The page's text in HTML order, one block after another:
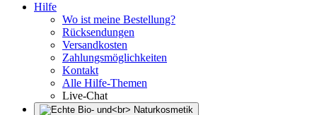
Hilfe
Wo ist meine Bestellung?
Rücksendungen
Versandkosten
Zahlungsmöglichkeiten
Kontakt
Alle Hilfe-Themen
Live-Chat